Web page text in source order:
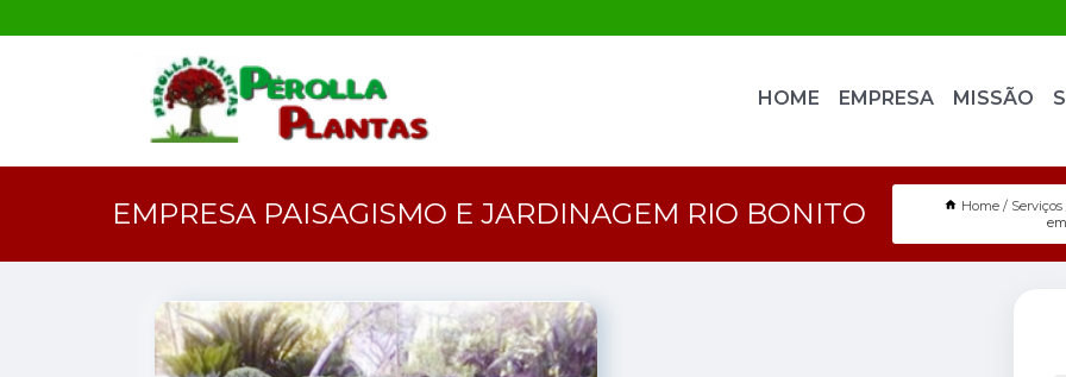
HOME EMPRESA MISSÃO
EMPRESA PAISAGISMO E JARDINAGEM RIO BONITO Home Serviços